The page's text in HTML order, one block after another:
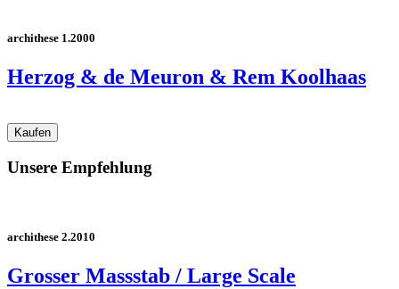
archithese 1.2000
Herzog & de Meuron & Rem Koolhaas
Unsere Empfehlung
archithese 2.2010
Grosser Massstab / Large Scale